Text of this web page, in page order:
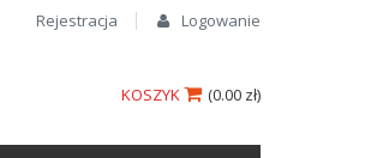
Rejestracja Logowanie
(0.00 zł)
KOSZYK